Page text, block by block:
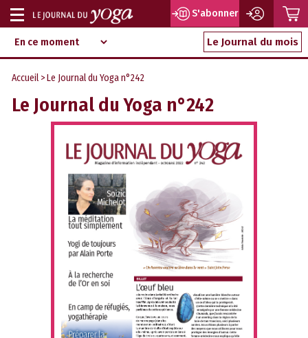
Aller
au
contenu
d‘information
indépendant
Afficher
ou
masquer
navigation
S'abonner
Le Journal du mois
Accueil > Le Journal du Yoga n°242
Le Journal du Yoga n°242